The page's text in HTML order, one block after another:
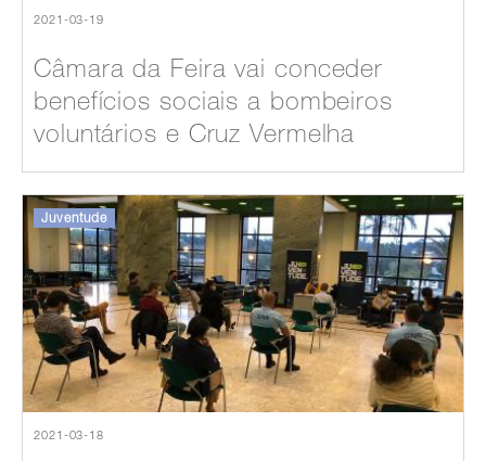
2021-03-19
Câmara da Feira vai conceder
benefícios sociais a bombeiros
voluntários e Cruz Vermelha
Juventude
2021-03-18